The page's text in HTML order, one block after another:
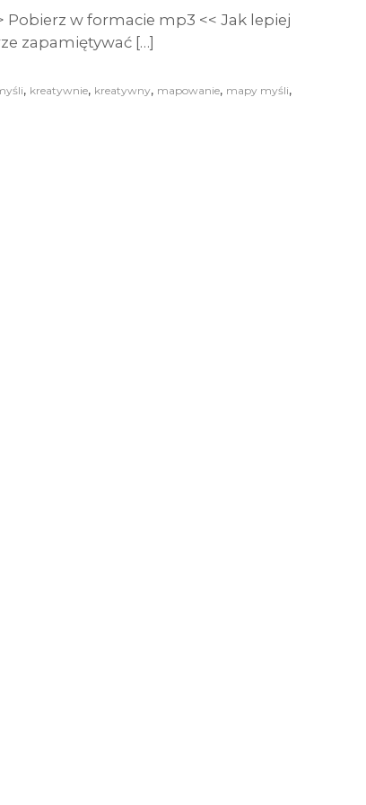
Pobierz w formacie mp3 << Jak lepiej
zapamiętywać […]
, kreatywnie, kreatywny, mapowanie, mapy myśli,